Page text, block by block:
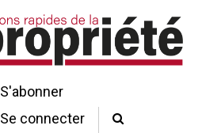
S'abonner
Se connecter